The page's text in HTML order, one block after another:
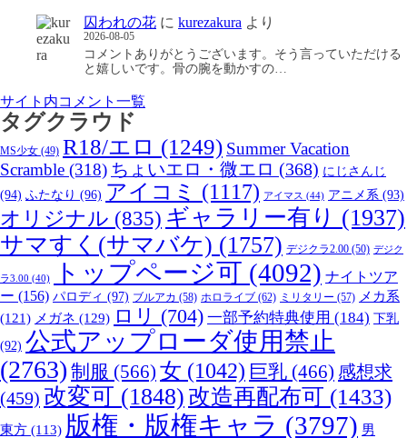
囚われの花 に kurezakura より
2026-08-05
コメントありがとうございます。そう言っていただける
と嬉しいです。骨の腕を動かすの…
サイト内コメント一覧
タグクラウド
MS少女 (49) R18/エロ (1249) Summer Vacation
Scramble (318) ちょいエロ・微エロ (368) にじさんじ
(94) ふたなり (96) アイコミ (1117) アイマス (44) アニメ系 (93)
オリジナル (835) ギャラリー有り (1937)
サマすく(サマバケ) (1757) デジクラ2.00 (50) デジク
ラ3.00 (40) トップページ可 (4092) ナイトツア
ー (156) パロディ (97) ブルアカ (58) ホロライブ (62) ミリタリー (57) メカ系
(121) メガネ (129) ロリ (704) 一部予約特典使用 (184) 下乳
(92) 公式アップローダ使用禁止
(2763) 制服 (566) 女 (1042) 巨乳 (466) 感想求
(459) 改変可 (1848) 改造再配布可 (1433)
東方 (113) 版権・版権キャラ (3797) 男